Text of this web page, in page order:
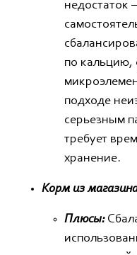
недостаток
по кальцию,
подходе
серьезным
требует
хранение.
Корм из
Плюсы: